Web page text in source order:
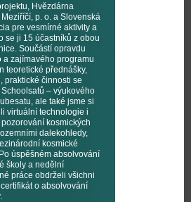
Hvězdárna
p. o. a Slovenská
pre vesmírné aktivity a
se ji 15 účastníků z obou
Součástí opravdu
a zajímavého programu
teoretické přednášky,
praktické činnosti se
– výukového
ale také jsme si
virtuální technologie i
kosmických
dalekohledy,
kosmické
úspěšném absolvování
školy a nedělní
práce obdrželi všichni
o absolvování